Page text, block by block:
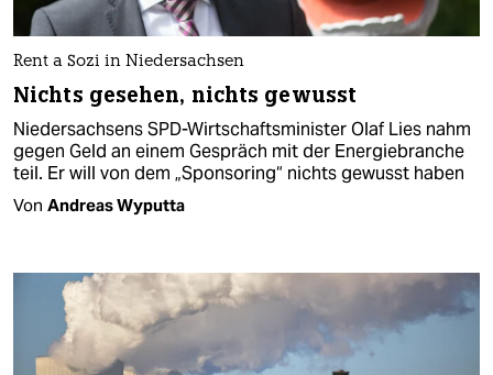
Rent a Sozi in Niedersachsen
Nichts gesehen, nichts gewusst
Niedersachsens SPD-Wirtschaftsminister Olaf Lies nahm
gegen Geld an einem Gespräch mit der Energiebranche
teil. Er will von dem „Sponsoring“ nichts gewusst haben
Von Andreas Wyputta